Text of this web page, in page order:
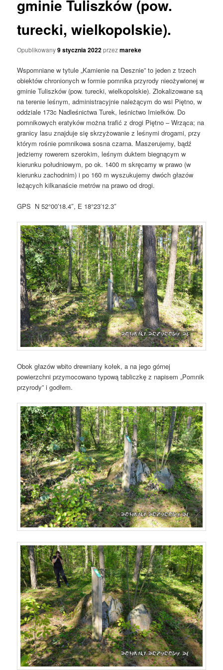
gminie Tuliszków (pow.
turecki, wielkopolskie).
Opublikowany9 stycznia 2022przezmareke
Wspomniane w tytule „Kamienie na Desznie” to jeden z trzech
obiektów chronionych w formie pomnika przyrody nieożywionej w
gminie Tuliszków (pow. turecki, wielkopolskie). Zlokalizowane są
na terenie leśnym, administracyjnie należącym do wsi Piętno, w
oddziale 173c Nadleśnictwa Turek, leśnictwo Imiełków. Do
pomnikowych eratyków można trafić z drogi Piętno – Wrząca; na
granicy lasu znajduje się skrzyżowanie z leśnymi drogami, przy
którym rośnie pomnikowa sosna czarna. Maszerujemy, bądź
jedziemy rowerem szerokim, leśnym duktem biegnącym w
kierunku południowym, po ok. 1400 m skręcamy w prawo (w
kierunku zachodnim) i po 160 m wyszukujemy dwóch głazów
leżących kilkanaście metrów na prawo od drogi.
GPS N 52°00′18.4″, E 18°23′12.3″
Obok głazów wbito drewniany kołek, a na jego górnej
powierzchni przymocowano typową tabliczkę z napisem „Pomnik
przyrody” i godłem.